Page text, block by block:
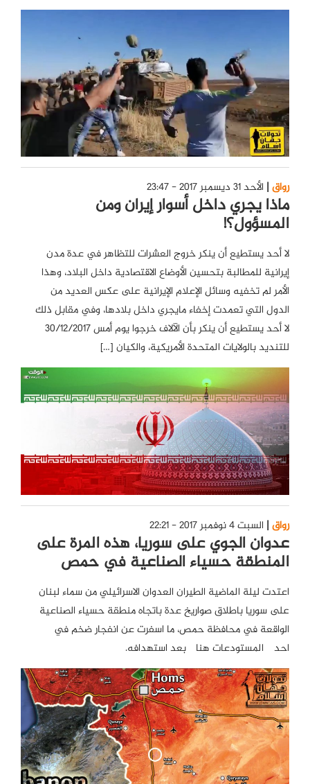
رواق الأحد 31 ديسمبر 2017 - 23:47
ماذا يجري داخل أسوار إيران ومن
المسؤول؟!
لا أحد يستطيع أن ينكر خروج العشرات للتظاهر في عدة مدن
إيرانية للمطالبة بتحسين الأوضاع الاقتصادية داخل البلاد، وهذا
الأمر لم تخفيه وسائل الإعلام الإيرانية على عكس العديد من
الدول التي تعمدت إخفاء مايجري داخل بلادها، وفي مقابل ذلك
لا أحد يستطيع أن ينكر بأن الآلاف خرجوا يوم أمس 30/12/2017
للتنديد بالولايات المتحدة الأمريكية، والكيان […]
رواق السبت 4 نوفمبر 2017 - 22:21
عدوان الجوي علی سوریا، هذه المرة علی
المنطقة حسیاء الصناعیة في حمص
اعتدت لیلة الماضیة الطیران العدوان الاسرائیلي من سماء لبنان
علی سوریا باطلاق صواریخ عدة باتجاه منطقة حسیاء الصناعیة
الواقعة في محافظة حمص، ما اسفرت عن انفجار ضخم في
احدی المستودعات هناک بعد استهدافه.